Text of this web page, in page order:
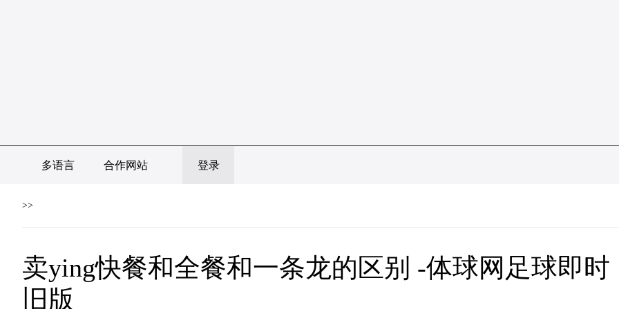
多语言 合作网站 登录
>>
卖ying快餐和全餐和一条龙的区别 -体球网足球即时
旧版